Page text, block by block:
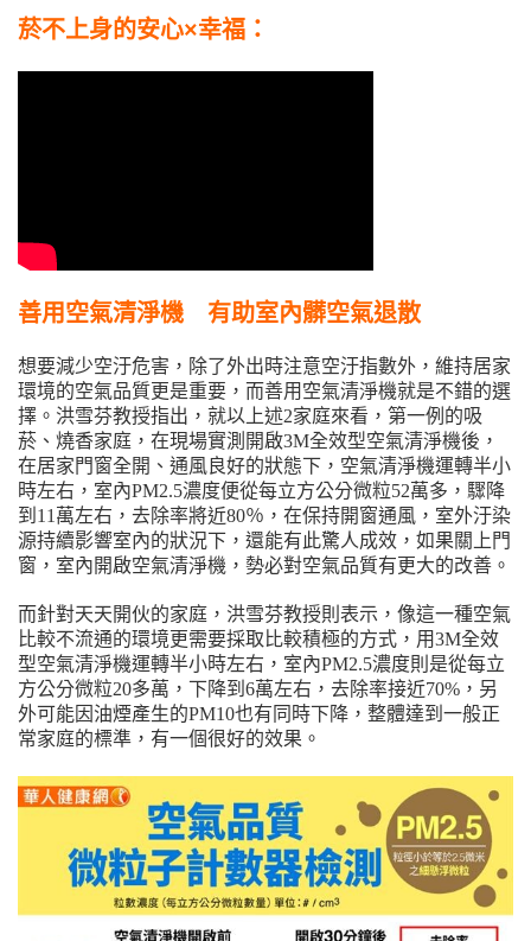
菸不上身的安心×幸福：
善用空氣清淨機 有助室內髒空氣退散
想要減少空汙危害，除了外出時注意空汙指數外，維持居家
環境的空氣品質更是重要，而善用空氣清淨機就是不錯的選
擇。洪雪芬教授指出，就以上述2家庭來看，第一例的吸
菸、燒香家庭，在現場實測開啟3M全效型空氣清淨機後，
在居家門窗全開、通風良好的狀態下，空氣清淨機運轉半小
時左右，室內PM2.5濃度便從每立方公分微粒52萬多，驟降
到11萬左右，去除率將近80％，在保持開窗通風，室外汙染
源持續影響室內的狀況下，還能有此驚人成效，如果關上門
窗，室內開啟空氣清淨機，勢必對空氣品質有更大的改善。
而針對天天開伙的家庭，洪雪芬教授則表示，像這一種空氣
比較不流通的環境更需要採取比較積極的方式，用3M全效
型空氣清淨機運轉半小時左右，室內PM2.5濃度則是從每立
方公分微粒20多萬，下降到6萬左右，去除率接近70%，另
外可能因油煙產生的PM10也有同時下降，整體達到一般正
常家庭的標準，有一個很好的效果。